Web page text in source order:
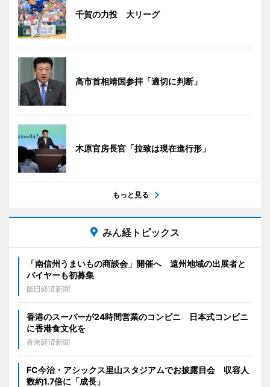
千賀の力投 大リーグ
高市首相靖国参拝「適切に判断」
木原官房長官「拉致は現在進行形」
もっと見る
みん経トピックス
「南信州うまいもの商談会」開催へ 遠州地域の出展者と
バイヤーも初募集
飯田経済新聞
香港のスーパーが24時間営業のコンビニ 日本式コンビニ
に香港食文化を
香港経済新聞
FC今治・アシックス里山スタジアムでお披露目会 収容人
数約1.7倍に「成長」